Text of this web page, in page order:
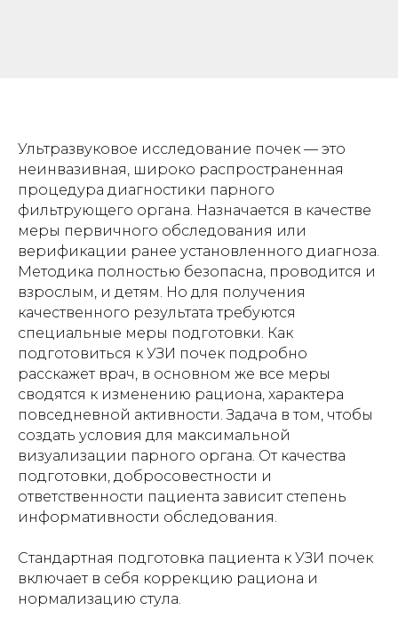
Ультразвуковое исследование почек — это
неинвазивная, широко распространенная
процедура диагностики парного
фильтрующего органа. Назначается в качестве
меры первичного обследования или
верификации ранее установленного диагноза.
Методика полностью безопасна, проводится и
взрослым, и детям. Но для получения
качественного результата требуются
специальные меры подготовки. Как
подготовиться к УЗИ почек подробно
расскажет врач, в основном же все меры
сводятся к изменению рациона, характера
повседневной активности. Задача в том, чтобы
создать условия для максимальной
визуализации парного органа. От качества
подготовки, добросовестности и
ответственности пациента зависит степень
информативности обследования.
Стандартная подготовка пациента к УЗИ почек
включает в себя коррекцию рациона и
нормализацию стула.